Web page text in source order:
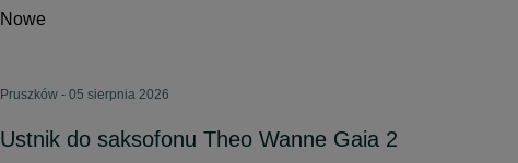
Nowe
Pruszków - 05 sierpnia 2026
Ustnik do saksofonu Theo Wanne Gaia 2